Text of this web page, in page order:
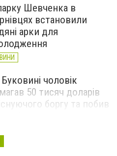
Шевченка в
встановили
арки для
чоловік
50 тисяч доларів
боргу та побив